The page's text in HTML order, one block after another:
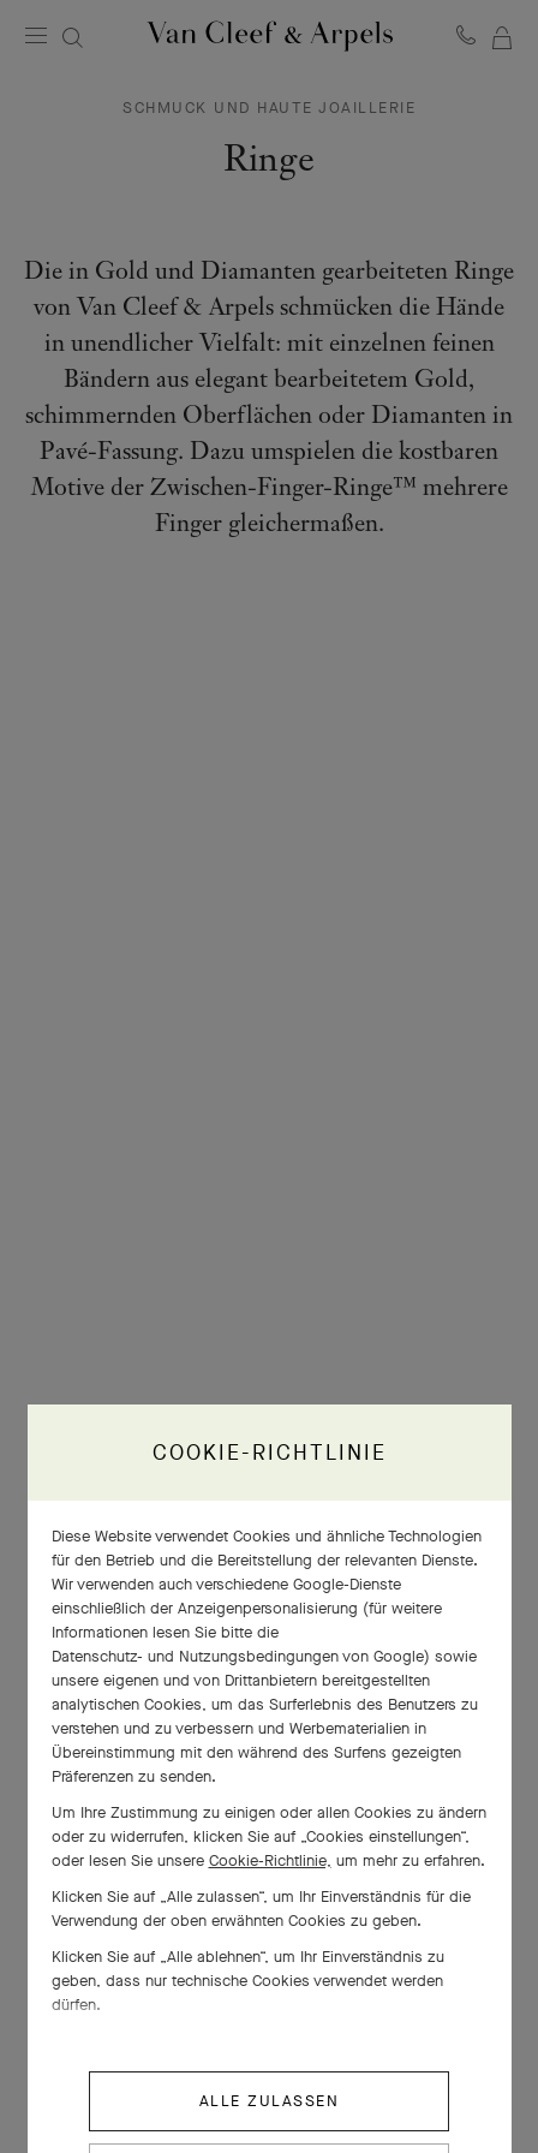
&
SCHMUCK UND HAUTE JOAILLERIE
Ringe
Die in Gold und Diamanten gearbeiteten Ringe
von Van Cleef & Arpels schmücken die Hände
in unendlicher Vielfalt: mit einzelnen feinen
Bändern aus elegant bearbeitetem Gold,
schimmernden Oberflächen oder Diamanten in
Pavé-Fassung. Dazu umspielen die kostbaren
Motive der Zwischen-Finger-Ringe™ mehrere
Finger gleichermaßen.
COOKIE-RICHTLINIE
Diese Website verwendet Cookies und ähnliche Technologien
für den Betrieb und die Bereitstellung der relevanten Dienste.
Wir verwenden auch verschiedene Google-Dienste
einschließlich der Anzeigenpersonalisierung (für weitere
Informationen lesen Sie bitte die
Datenschutz- und Nutzungsbedingungen von Google) sowie
unsere eigenen und von Drittanbietern bereitgestellten
analytischen Cookies, um das Surferlebnis des Benutzers zu
verstehen und zu verbessern und Werbematerialien in
Übereinstimmung mit den während des Surfens gezeigten
Präferenzen zu senden.
Um Ihre Zustimmung zu einigen oder allen Cookies zu ändern
oder zu widerrufen, klicken Sie auf „Cookies einstellungen“,
oder lesen Sie unsere Cookie-Richtlinie, um mehr zu erfahren.
Klicken Sie auf „Alle zulassen“, um Ihr Einverständnis für die
Verwendung der oben erwähnten Cookies zu geben.
Klicken Sie auf „Alle ablehnen“, um Ihr Einverständnis zu
geben, dass nur technische Cookies verwendet werden
dürfen.
ALLE ZULASSEN